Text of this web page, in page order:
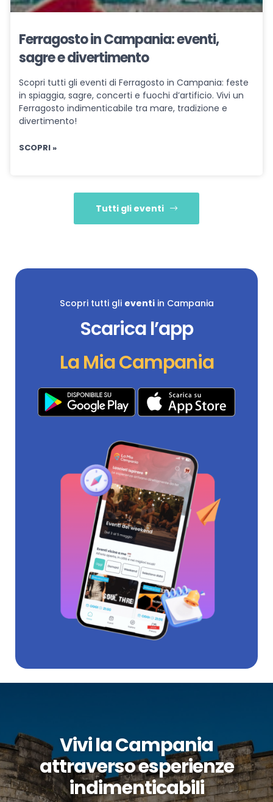
Ferragosto in Campania: eventi,
sagre e divertimento
Scopri tutti gli eventi di Ferragosto in Campania: feste
in spiaggia, sagre, concerti e fuochi d’artificio. Vivi un
Ferragosto indimenticabile tra mare, tradizione e
divertimento!
SCOPRI »
Tutti gli eventi
Scopri tutti gli eventiin Campania
Scarica l’app
La Mia Campania
Vivi la Campania
attraverso esperienze
indimenticabili